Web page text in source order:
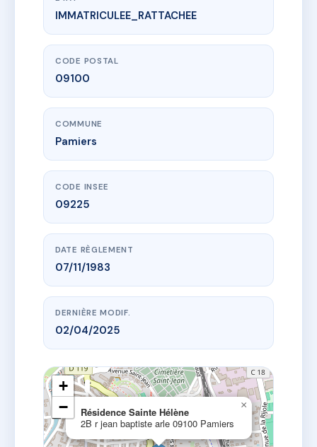
www.vme.plus/AC6741847
Résidence Sainte Hélène
2B r jean baptiste arle
IMMATRICULEE_RATTACHEE
CODE POSTAL
09100
COMMUNE
Pamiers
CODE INSEE
09225
DATE RÈGLEMENT
07/11/1983
DERNIÈRE MODIF.
02/04/2025
Résidence Sainte Hélène
2B r jean baptiste arle 09100 Pamiers
×
+
−